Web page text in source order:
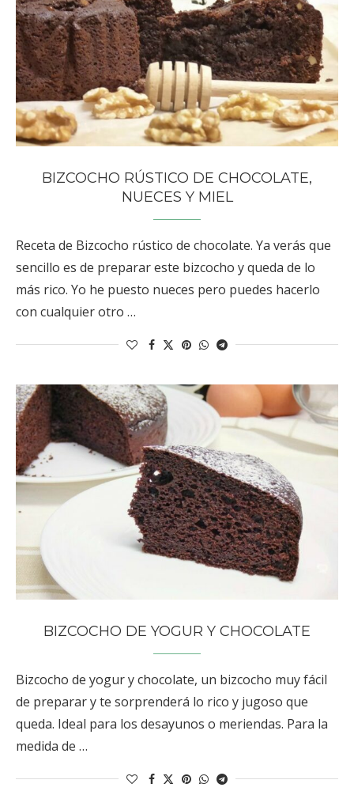
BIZCOCHO RÚSTICO DE CHOCOLATE,
NUECES Y MIEL
Receta de Bizcocho rústico de chocolate. Ya verás que
sencillo es de preparar este bizcocho y queda de lo
más rico. Yo he puesto nueces pero puedes hacerlo
con cualquier otro …
BIZCOCHO DE YOGUR Y CHOCOLATE
Bizcocho de yogur y chocolate, un bizcocho muy fácil
de preparar y te sorprenderá lo rico y jugoso que
queda. Ideal para los desayunos o meriendas. Para la
medida de …